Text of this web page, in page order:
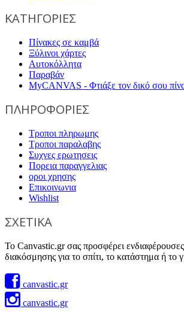
ΚΑΤΗΓΟΡΙΕΣ
Πίνακες σε καμβά
Ξύλινοι χάρτες
Αυτοκόλλητα
Παραβάν
MyCANVAS - Φτιάξε τον δικό σου
ΠΛΗΡΟΦΟΡΙΕΣ
Τροποι πληρωμης
Τροποι παραλαβης
Συχνες ερωτησεις
Πορεια παραγγελιας
οροι χρησης
Επικοινωνια
Wishlist
ΣΧΕΤΙΚΑ
Το Canvastic.gr σας προσφέρει
διακόσμησης για το σπίτι, το κατάστημα ή το
canvastic.gr
canvastic.gr